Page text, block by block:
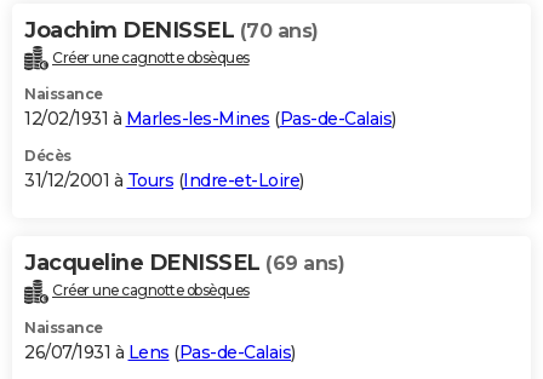
Joachim DENISSEL (70 ans)
Créer une cagnotte obsèques
Naissance
12/02/1931 à Marles-les-Mines (Pas-de-Calais)
Décès
31/12/2001 à Tours (Indre-et-Loire)
Jacqueline DENISSEL (69 ans)
Créer une cagnotte obsèques
Naissance
26/07/1931 à Lens (Pas-de-Calais)